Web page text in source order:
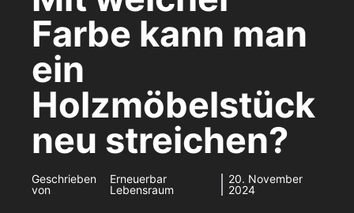
Farbe kann man
ein
Holzmöbelstück
neu streichen?
Geschrieben
von
Erneuerbar
Lebensraum
20. November
2024